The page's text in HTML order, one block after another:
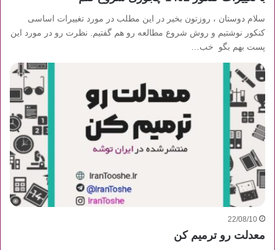
سلام دوستان ، روزتون بخیر در این مطلب در مورد تغییرات اساسی
کنکور نوشتیم و روش شروع مطالعه رو هم گفتیم. نظرت رو در مورد این
پست بهم بگو خب…
22/08/10
معدلت رو ترمیم کن